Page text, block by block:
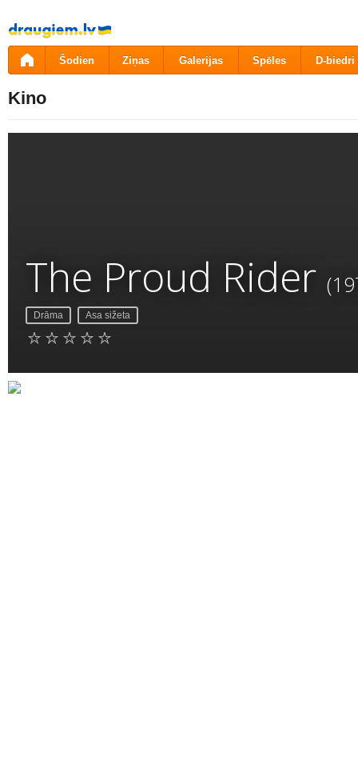
Pāriet
uz
saturu
Šodien Ziņas Galerijas Spēles D-biedri
Kino
The Proud Rider
Drāma Asa sižeta